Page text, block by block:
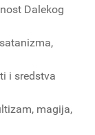
Dalekog
i sredstva
magija,